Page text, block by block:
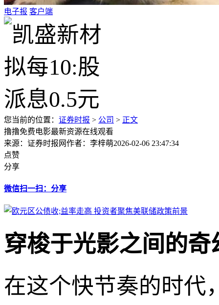
电子报 客户端
您当前的位置： 证券时报 > 公司 > 正文
撸撸免费电影最新资源在线观看
来源：证券时报网作者：李梓萌2026-02-06 23:47:34
点赞
分享
微信扫一扫：分享
穿梭于光影之间的
在这个快节奏的时代